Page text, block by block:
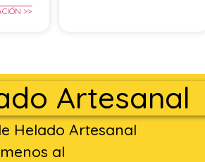
>>
Artesanal
Helado Artesanal
al